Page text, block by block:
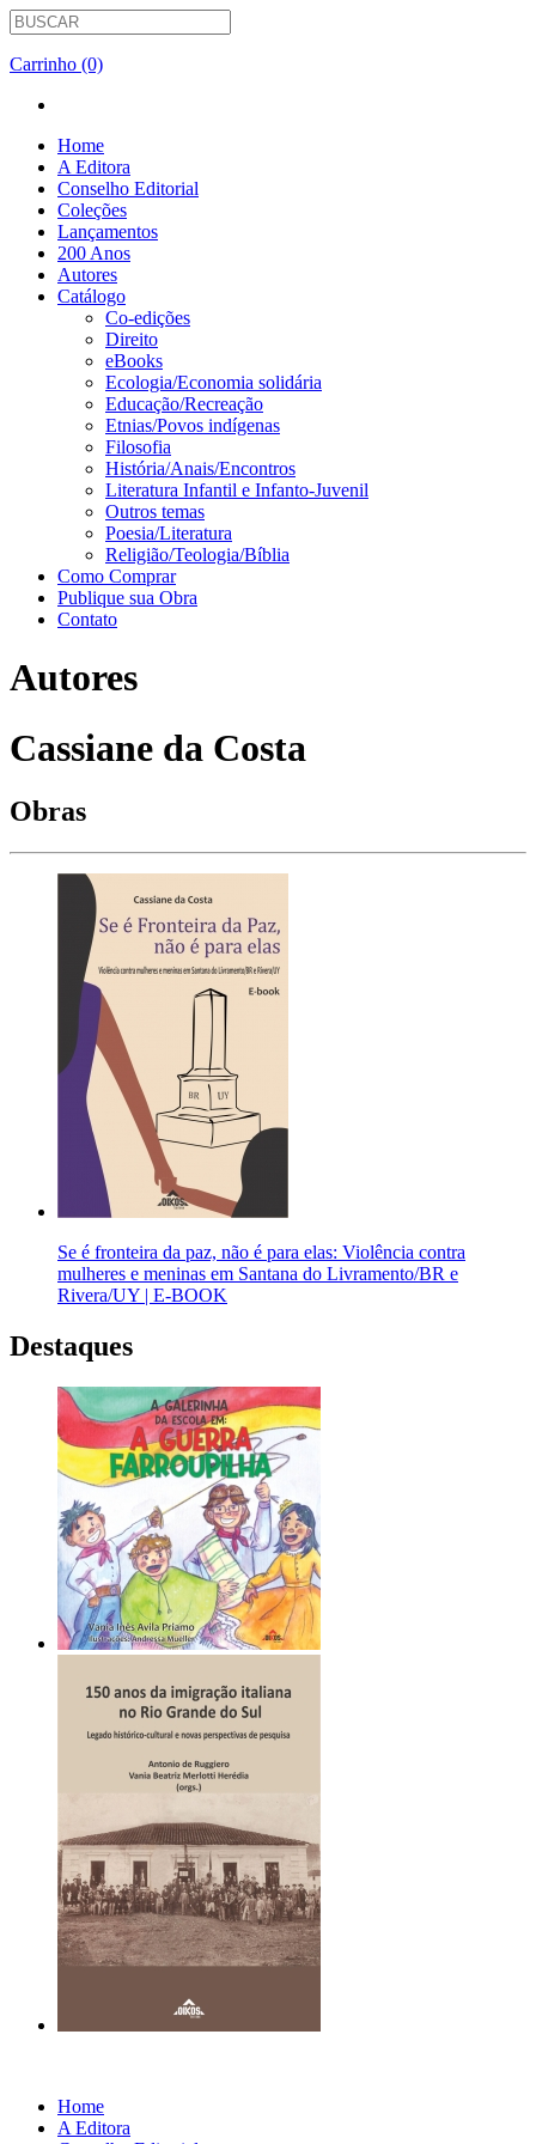
Carrinho (0)
Home
A Editora
Conselho Editorial
Coleções
Lançamentos
200 Anos
Autores
Catálogo
Co-edições
Direito
eBooks
Ecologia/Economia solidária
Educação/Recreação
Etnias/Povos indígenas
Filosofia
História/Anais/Encontros
Literatura Infantil e Infanto-Juvenil
Outros temas
Poesia/Literatura
Religião/Teologia/Bíblia
Como Comprar
Publique sua Obra
Contato
Autores
Cassiane da Costa
Obras
Se é fronteira da paz, não é para elas: Violência contra
mulheres e meninas em Santana do Livramento/BR e
Rivera/UY | E-BOOK
Destaques
Home
A Editora